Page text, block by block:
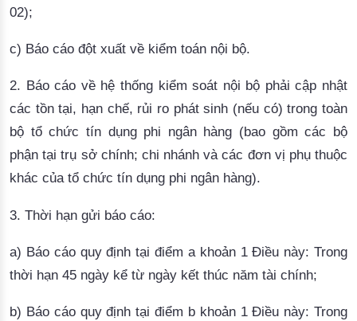
02);
c) Báo cáo đột xuất về kiểm toán nội bộ.
2. Báo cáo về hệ thống kiểm soát nội bộ phải cập nhật
các tồn tại, hạn chế, rủi ro phát sinh (nếu có) trong toàn
bộ tổ chức tín dụng phi ngân hàng (bao gồm các bộ
phận tại trụ sở chính; chi nhánh và các đơn vị phụ thuộc
khác của tổ chức tín dụng phi ngân hàng).
3. Thời hạn gửi báo cáo:
a) Báo cáo quy định tại điểm a khoản 1 Điều này: Trong
thời hạn 45 ngày kể từ ngày kết thúc năm tài chính;
b) Báo cáo quy định tại điểm b khoản 1 Điều này: Trong